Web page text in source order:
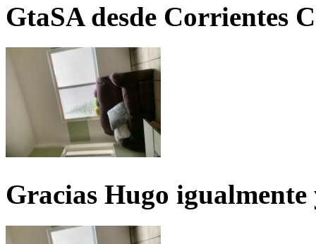
GtaSA desde Corrientes
Gracias Hugo igualmente